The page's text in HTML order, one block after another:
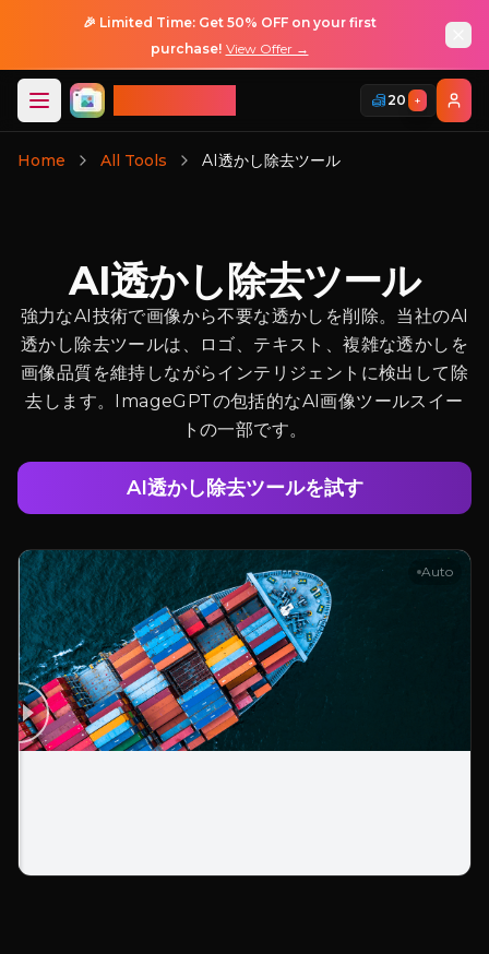
🎉 Limited Time: Get 50% OFF on your first
purchase! View Offer →
20 +
Home All Tools AI透かし除去ツール
AI透かし除去ツール
強力なAI技術で画像から不要な透かしを削除。当社のAI
透かし除去ツールは、ロゴ、テキスト、複雑な透かしを
画像品質を維持しながらインテリジェントに検出して除
去します。ImageGPTの包括的なAI画像ツールスイー
トの一部です。
AI透かし除去ツールを試す
Auto